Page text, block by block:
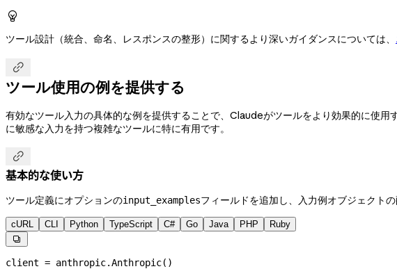

ツール設計（統合、命名、レスポンスの整形）に関するより深いガイダンスについては、

ツール使用の例を提供する
有効なツール入力の具体的な例を提供することで、Claudeがツールをより効果的に使
に敏感な入力を持つ複雑なツールに特に有用です。

基本的な使い方
ツール定義にオプションのinput_examplesフィールドを追加し、入力例オブジェクト
cURL CLI Python TypeScript C# Go Java PHP Ruby

client = anthropic.Anthropic()